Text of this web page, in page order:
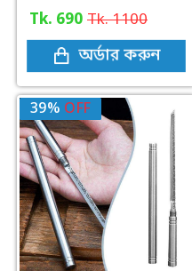
Tk. 690 Tk. 1100
অর্ডার করুন
39% OFF